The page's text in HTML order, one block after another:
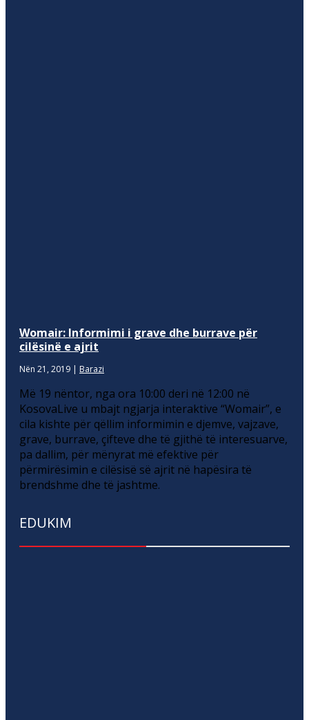
Womair: Informimi i grave dhe burrave për
cilësinë e ajrit
Nën 21, 2019 | Barazi
Më 19 nëntor, nga ora 10:00 deri në 12:00 në
KosovaLive u mbajt ngjarja interaktive “Womair”, e
cila kishte për qëllim informimin e djemve, vajzave,
grave, burrave, çifteve dhe të gjithë të interesuarve,
pa dallim, për mënyrat më efektive për
përmirësimin e cilësisë së ajrit në hapësira të
brendshme dhe të jashtme.
EDUKIM